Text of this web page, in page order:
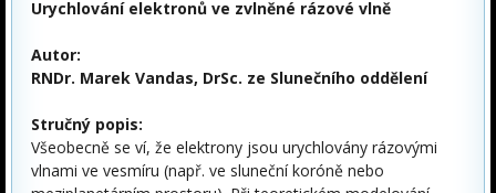
Urychlování elektronů ve zvlněné rázové vlně
Autor:
RNDr. Marek Vandas, DrSc. ze Slunečního oddělení
Stručný popis:
Všeobecně se ví, že elektrony jsou urychlovány rázovými
vlnami ve vesmíru (např. ve sluneční koróně nebo